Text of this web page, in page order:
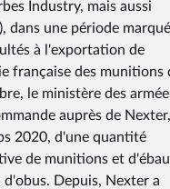
Industry, mais aussi
dans une période
à l'exportation de
française des munitions
le ministère des
auprès de
2020, d'une quantité
de munitions et
d'obus. Depuis, Nexter a